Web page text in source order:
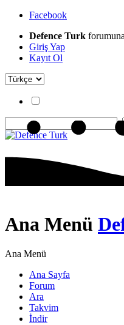
Facebook
Defence Turk
Giriş Yap
Kayıt Ol
Ana Menü
Ana Menü
Ana Sayfa
Forum
Ara
Takvim
İndir